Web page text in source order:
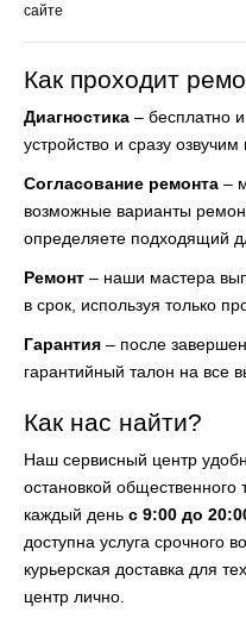
сайте
Как проходит
Диагностика – бесплатно
устройство и сразу
Согласование ремонта –
возможные варианты
определяете подходящий
Ремонт – наши мастера
в срок, используя только
Гарантия – после
гарантийный талон на все
Как нас найти?
Наш сервисный центр
остановкой
каждый день с 9:00 до
доступна услуга срочного
курьерская доставка для
центр лично.